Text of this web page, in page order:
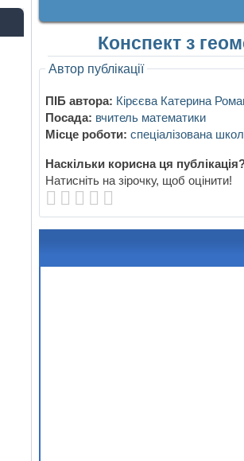
Конспект з
Автор публікації
ПІБ автора: Кірєєва Катерина
Посада: вчитель математики
Місце роботи: спеціалізована
Наскільки корисна ця
Натисніть на зірочку, щоб оцінити!